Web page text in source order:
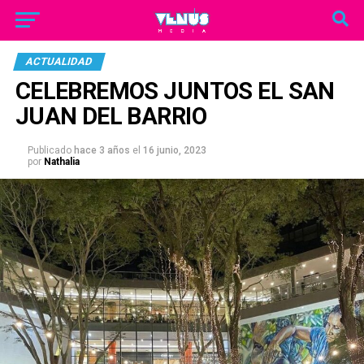
ACTUALIDAD
CELEBREMOS JUNTOS EL SAN
JUAN DEL BARRIO
Publicado hace 3 años el 16 junio, 2023
por Nathalia